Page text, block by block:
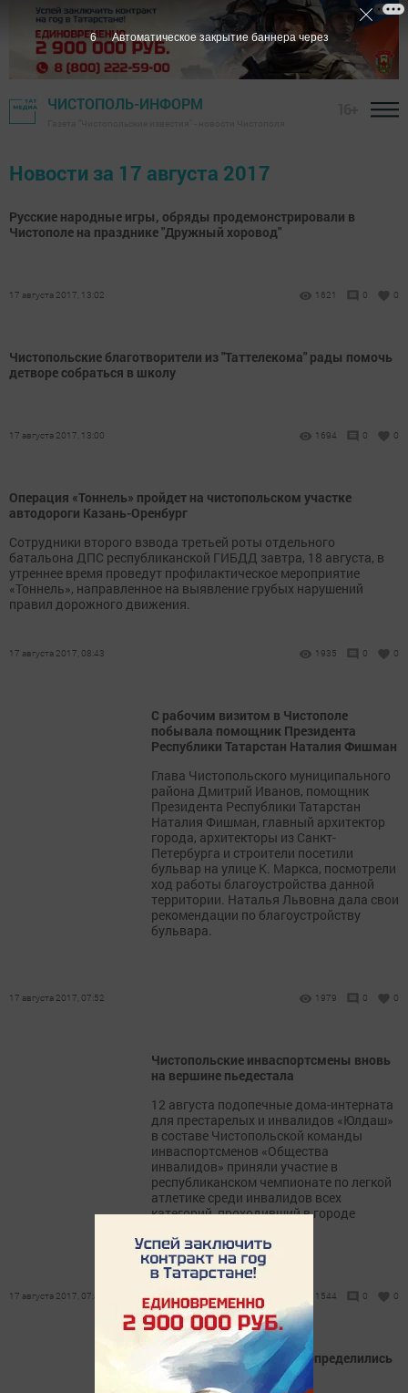
ЧИСТОПОЛЬ-ИНФОРМ
Новости за 17 августа 2017
Русские народные игры, обряды продемонстрировали в
Чистополе на празднике "Дружный хоровод"
17 августа 2017, 13:02 1621 0 0
Чистопольские благотворители из "Таттелекома" рады помочь
детворе собраться в школу
17 августа 2017, 13:00 1694 0 0
Операция «Тоннель» пройдет на чистопольском участке
автодороги Казань-Оренбург
Сотрудники второго взвода третьей роты отдельного
батальона ДПС республиканской ГИБДД завтра, 18 августа, в
утреннее время проведут профилактическое мероприятие
«Тоннель», направленное на выявление грубых нарушений
правил дорожного движения.
17 августа 2017, 08:43 1935 0 0
С рабочим визитом в Чистополе
побывала помощник Президента
Республики Татарстан Наталия Фишман
Глава Чистопольского муниципального
района Дмитрий Иванов, помощник
Президента Республики Татарстан
Наталия Фишман, главный архитектор
города, архитекторы из Санкт-
Петербурга и строители посетили
бульвар на улице К. Маркса, посмотрели
ход работы благоустройства данной
территории. Наталья Львовна дала свои
рекомендации по благоустройству
бульвара.
17 августа 2017, 07:52 1979 0 0
Чистопольские инваспортсмены вновь
на вершине пьедестала
12 августа подопечные дома-интерната
для престарелых и инвалидов «Юлдаш»
в составе Чистопольской команды
инваспортсменов «Общества
инвалидов» приняли участие в
республиканском чемпионате по легкой
атлетике среди инвалидов всех
категорий, проходивший в городе
17 августа 2017, 07:44 1544 0 0
В Чистопольском районе определились
передовики жатвы
6 Автоматическое закрытие баннера через